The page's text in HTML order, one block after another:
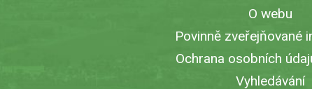
O webu
Povinně zveřejňované
Ochrana osobních
Vyhledávání